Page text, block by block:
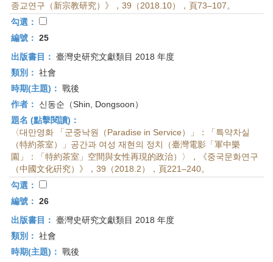
종교연구（新宗教研究）》，39（2018.10），頁73–107。
勾選：
編號： 25
出版書目： 臺灣史研究文獻類目 2018 年度
類別： 社會
時期(主題)： 戰後
作者：
신동순（Shin, Dongsoon）
題名 (點擊閱讀)：
〈대만영화 「군중낙원（Paradise in Service）」：「특약차실
（特約茶室）」공간과 여성 재현의 정치（臺灣電影「軍中樂
園」：「特約茶室」空間與女性再現的政治）〉，《중국문화연구
（中國文化硏究）》，39（2018.2），頁221–240。
勾選：
編號： 26
出版書目： 臺灣史研究文獻類目 2018 年度
類別： 社會
時期(主題)： 戰後